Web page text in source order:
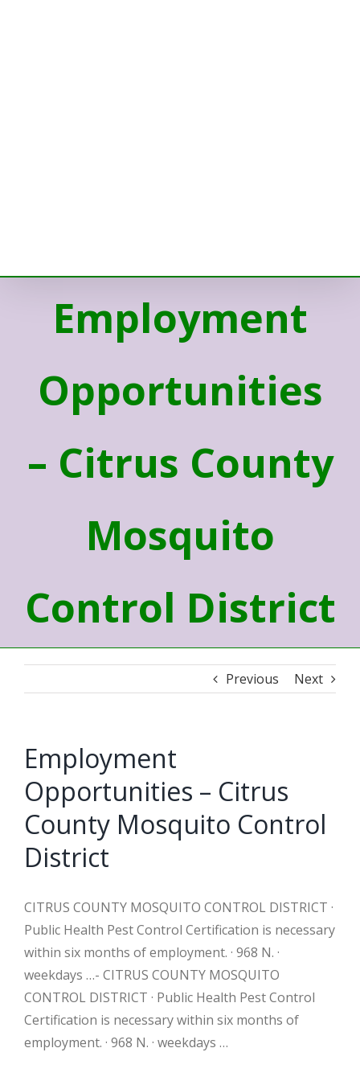
Employment
Opportunities
– Citrus County
Mosquito
Control District
Previous Next
Employment
Opportunities – Citrus
County Mosquito Control
District
CITRUS COUNTY MOSQUITO CONTROL DISTRICT ·
Public Health Pest Control Certification is necessary
within six months of employment. · 968 N. ·
weekdays …- CITRUS COUNTY MOSQUITO
CONTROL DISTRICT · Public Health Pest Control
Certification is necessary within six months of
employment. · 968 N. · weekdays …